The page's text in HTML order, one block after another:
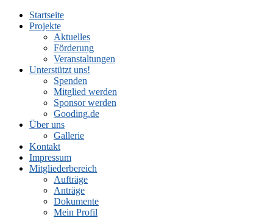
Startseite
Projekte
Aktuelles
Förderung
Veranstaltungen
Unterstützt uns!
Spenden
Mitglied werden
Sponsor werden
Gooding.de
Über uns
Gallerie
Kontakt
Impressum
Mitgliederbereich
Aufträge
Anträge
Dokumente
Mein Profil